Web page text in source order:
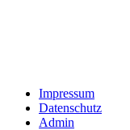
Impressum
Datenschutz
Admin